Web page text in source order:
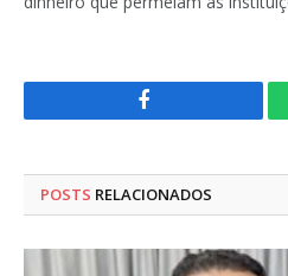
Facebook
POSTS RELACIONADOS